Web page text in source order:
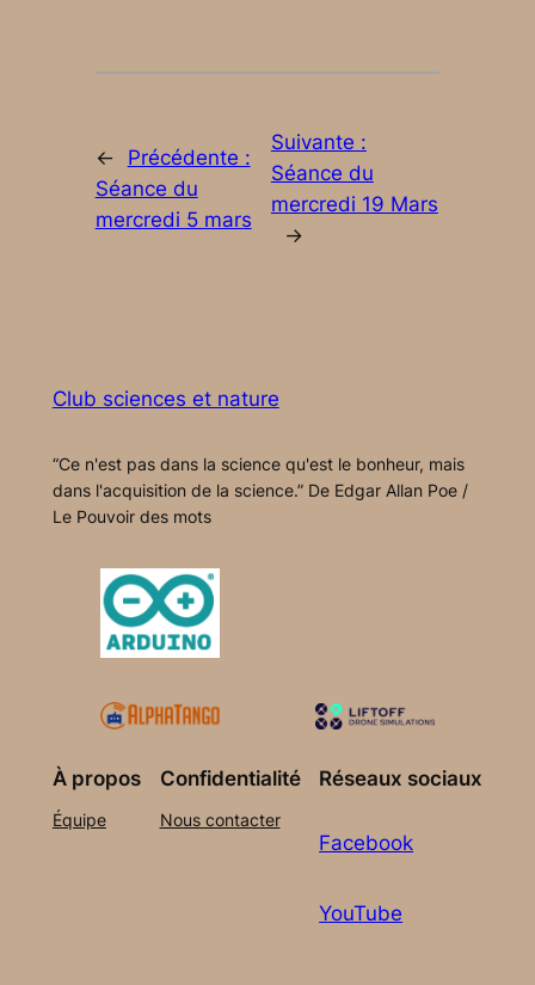
←
Précédente :
Séance du
mercredi 5 mars
Suivante :
Séance du
mercredi 19 Mars
→
Club sciences et nature
“Ce n'est pas dans la science qu'est le bonheur, mais
dans l'acquisition de la science.” De Edgar Allan Poe /
Le Pouvoir des mots
À propos
Équipe
Confidentialité
Nous contacter
Réseaux sociaux
Facebook
YouTube